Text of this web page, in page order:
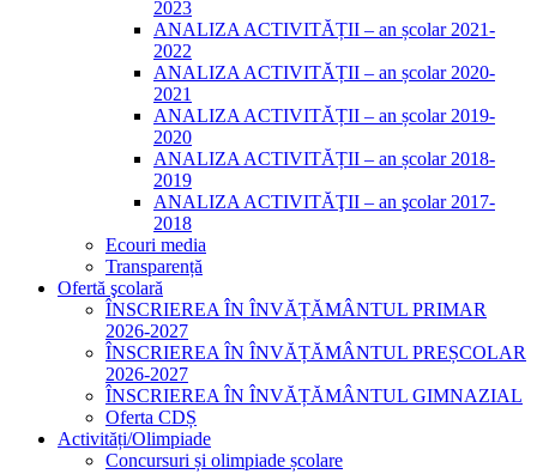
2023
ANALIZA ACTIVITĂȚII – an școlar 2021-
2022
ANALIZA ACTIVITĂȚII – an școlar 2020-
2021
ANALIZA ACTIVITĂȚII – an școlar 2019-
2020
ANALIZA ACTIVITĂȚII – an școlar 2018-
2019
ANALIZA ACTIVITĂŢII – an şcolar 2017-
2018
Ecouri media
Transparență
Ofertă şcolară
ÎNSCRIEREA ÎN ÎNVĂȚĂMÂNTUL PRIMAR
2026-2027
ÎNSCRIEREA ÎN ÎNVĂȚĂMÂNTUL PREȘCOLAR
2026-2027
ÎNSCRIEREA ÎN ÎNVĂȚĂMÂNTUL GIMNAZIAL
Oferta CDȘ
Activități/Olimpiade
Concursuri și olimpiade școlare